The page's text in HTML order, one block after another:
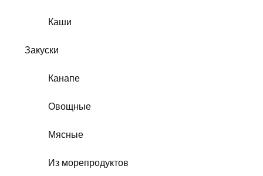
Каши
Закуски
Канапе
Овощные
Мясные
Из морепродуктов